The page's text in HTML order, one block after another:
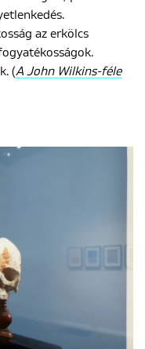
az erkölcs
(A John Wilkins-féle